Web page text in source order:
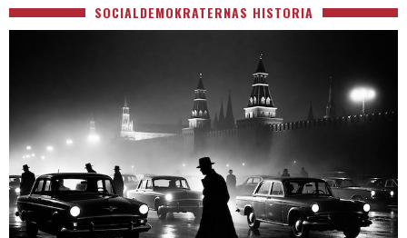
SOCIALDEMOKRATERNAS HISTORIA